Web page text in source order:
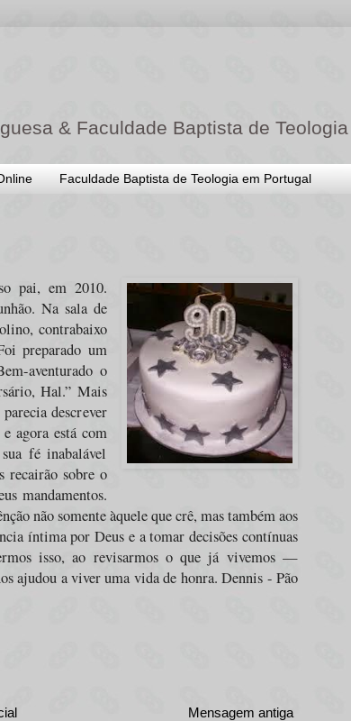
& Faculdade Baptista de Teologia
Faculdade Baptista de Teologia em Portugal
pai, em 2010.
Na sala de
contrabaixo
preparado um
aventurado o
Hal.” Mais
descrever
agora está com
fé inabalável
recairão sobre o
mandamentos.
não somente àquele que crê, mas também aos
íntima por Deus e a tomar decisões contínuas
isso, ao revisarmos o que já vivemos —
ajudou a viver uma vida de honra. Dennis - Pão
Mensagem antiga